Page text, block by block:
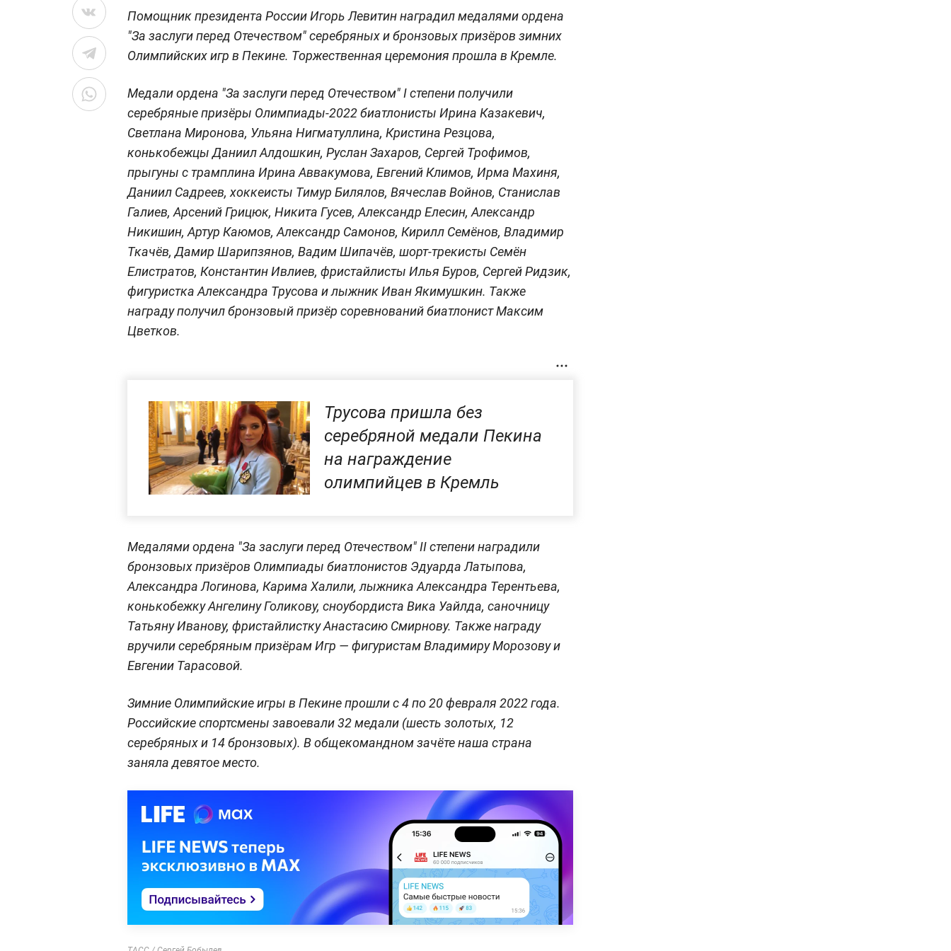
Помощник президента России Игорь Левитин наградил медалями ордена
"За заслуги перед Отечеством" серебряных и бронзовых призёров зимних
Олимпийских игр в Пекине. Торжественная церемония прошла в Кремле.
Медали ордена "За заслуги перед Отечеством" I степени получили
серебряные призёры Олимпиады-2022 биатлонисты Ирина Казакевич,
Светлана Миронова, Ульяна Нигматуллина, Кристина Резцова,
конькобежцы Даниил Алдошкин, Руслан Захаров, Сергей Трофимов,
прыгуны с трамплина Ирина Аввакумова, Евгений Климов, Ирма Махиня,
Даниил Садреев, хоккеисты Тимур Билялов, Вячеслав Войнов, Станислав
Галиев, Арсений Грицюк, Никита Гусев, Александр Елесин, Александр
Никишин, Артур Каюмов, Александр Самонов, Кирилл Семёнов, Владимир
Ткачёв, Дамир Шарипзянов, Вадим Шипачёв, шорт-трекисты Семён
Елистратов, Константин Ивлиев, фристайлисты Илья Буров, Сергей Ридзик,
фигуристка Александра Трусова и лыжник Иван Якимушкин. Также
награду получил бронзовый призёр соревнований биатлонист Максим
Цветков.
Трусова пришла без
серебряной медали Пекина
на награждение
олимпийцев в Кремль
Медалями ордена "За заслуги перед Отечеством" II степени наградили
бронзовых призёров Олимпиады биатлонистов Эдуарда Латыпова,
Александра Логинова, Карима Халили, лыжника Александра Терентьева,
конькобежку Ангелину Голикову, сноубордиста Вика Уайлда, саночницу
Татьяну Иванову, фристайлистку Анастасию Смирнову. Также награду
вручили серебряным призёрам Игр — фигуристам Владимиру Морозову и
Евгении Тарасовой.
Зимние Олимпийские игры в Пекине прошли с 4 по 20 февраля 2022 года.
Российские спортсмены завоевали 32 медали (шесть золотых, 12
серебряных и 14 бронзовых). В общекомандном зачёте наша страна
заняла девятое место.